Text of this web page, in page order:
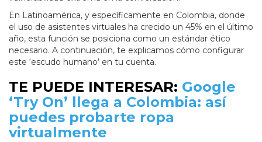
En Latinoamérica, y específicamente en Colombia, donde
el uso de asistentes virtuales ha crecido un 45% en el último
año, esta función se posiciona como un estándar ético
necesario. A continuación, te explicamos cómo configurar
este ‘escudo humano’ en tu cuenta.
TE PUEDE INTERESAR: Google
‘Try On’ llega a Colombia: así
puedes probarte ropa
virtualmente